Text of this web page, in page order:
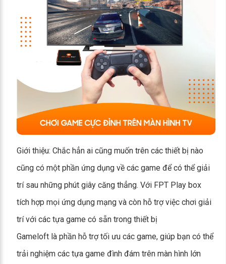
Giới thiệu: Chắc hẳn ai cũng muốn trên các thiết bị nào
cũng có một phần ứng dụng về các game để có thể giải
trí sau những phút giây căng thẳng. Với FPT Play box
tích hợp mọi ứng dụng mạng và còn hỗ trợ việc chơi giải
trí với các tựa game có sẵn trong thiết bị
Gameloft là phần hỗ trợ tối ưu các game, giúp bạn có thể
trải nghiệm các tựa game đình đám trên màn hình lớn